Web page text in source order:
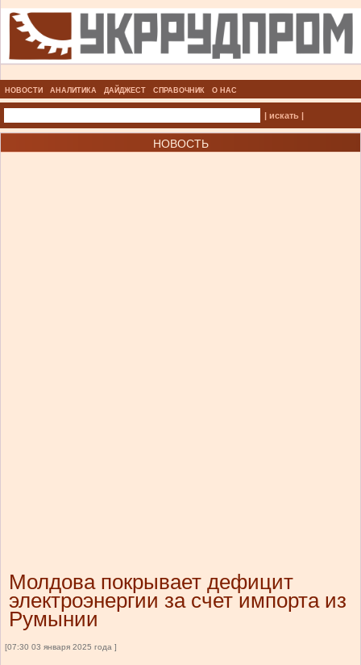
НОВОСТИ АНАЛИТИКА ДАЙДЖЕСТ СПРАВОЧНИК О НАС
| искать |
НОВОСТЬ
Молдова покрывает дефицит
электроэнергии за счет импорта из
Румынии
[07:30 03 января 2025 года ]